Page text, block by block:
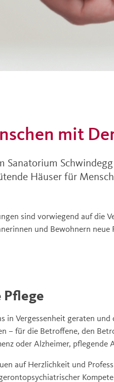
mit
Sanatorium
Häuser für
sind vorwiegend auf die
und Bewohnern
in Vergessenheit geraten
– für die Betroffene, den
oder Alzheimer, pflegende
auf Herzlichkeit und